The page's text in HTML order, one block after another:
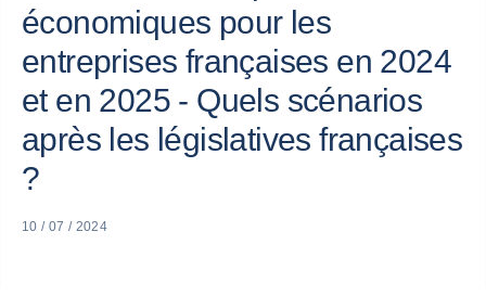
économiques pour les
entreprises françaises en 2024
et en 2025 - Quels scénarios
après les législatives françaises
?
10 / 07 / 2024